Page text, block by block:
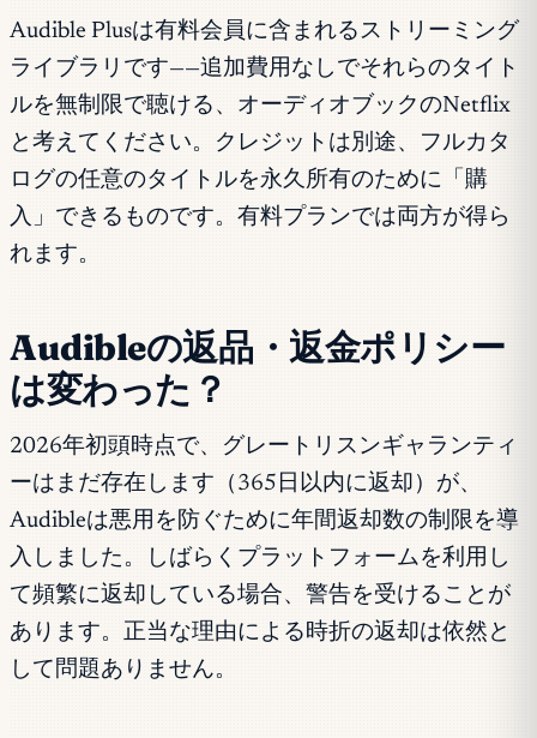
Audible Plusは有料会員に含まれるストリーミング
ライブラリです——追加費用なしでそれらのタイト
ルを無制限で聴ける、オーディオブックのNetflix
と考えてください。クレジットは別途、フルカタ
ログの任意のタイトルを永久所有のために「購
入」できるものです。有料プランでは両方が得ら
れます。
Audibleの返品・返金ポリシー
は変わった？
2026年初頭時点で、グレートリスンギャランティ
ーはまだ存在します（365日以内に返却）が、
Audibleは悪用を防ぐために年間返却数の制限を導
入しました。しばらくプラットフォームを利用し
て頻繁に返却している場合、警告を受けることが
あります。正当な理由による時折の返却は依然と
して問題ありません。